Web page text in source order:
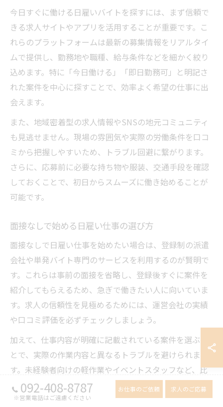
今日すぐに働ける日雇いバイトを探すには、まず信頼で
きる求人サイトやアプリを活用することが重要です。こ
れらのプラットフォームは最新の募集情報をリアルタイ
ムで提供し、勤務地や職種、給与条件などを細かく絞り
込めます。特に「今日働ける」「即日勤務可」と明記さ
れた案件を中心に探すことで、効率よく希望の仕事に出
会えます。
また、地域密着型の求人情報やSNSの地元コミュニティ
も見逃せません。現場の雰囲気や実際の労働条件を口コ
ミから把握しやすいため、トラブル回避に繋がります。
さらに、応募前に必要な持ち物や服装、交通手段を確認
しておくことで、初日からスムーズに働き始めることが
可能です。
面接なしで始める日雇い仕事の選び方
面接なしで日雇い仕事を始めたい場合は、登録制の派遣
会社や単発バイト専門のサービスを利用するのが賢明で
す。これらは事前の面接を省略し、登録後すぐに案件を
紹介してもらえるため、急ぎで働きたい人に向いていま
す。求人の信頼性を見極めるためには、運営会社の実績
や口コミ評価を必ずチェックしましょう。
加えて、仕事内容が明確に記載されている案件を選ぶこ
とで、実際の作業内容と異なるトラブルを避けられま
す。未経験者向けの軽作業やイベントスタッフなど、比
較的リスクの低い職種から始めるのもおすすめです。こ
れにより、安心して短期間の仕事を経験し、スキルアッ
092-408-8787
※営業電話はご遠慮ください
お仕事のご依頼 求人のご応募